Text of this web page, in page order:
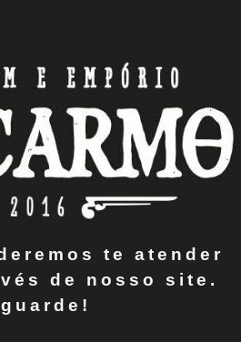
te atender
de nosso site.